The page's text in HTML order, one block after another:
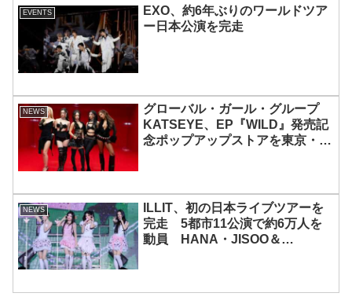
EVENTS
EXO、約6年ぶりのワールドツア
ー日本公演を完走
NEWS
グローバル・ガール・グループ
KATSEYE、EP『WILD』発売記
念ポップアップストアを東京・原
NEWS
ILLIT、初の日本ライブツアーを
完走 5都市11公演で約6万人を
動員 HANA・JISOO＆